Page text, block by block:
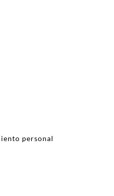
personal